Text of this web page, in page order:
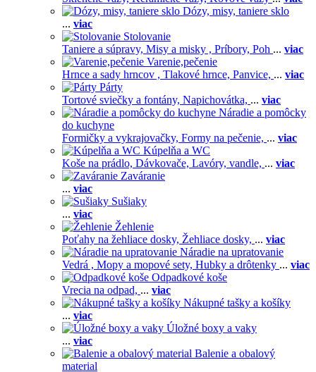
Dózy, misy, taniere sklo
... viac
Stolovanie
Taniere a súpravy, Misy a misky , Príbory, Poh ... viac
Varenie,pečenie
Hrnce a sady hrncov , Tlakové hrnce, Panvice, ... viac
Párty
Tortové sviečky a fontány, Napichovátka, ... viac
Náradie a pomôcky
do kuchyne
Formičky a vykrajovačky, Formy na pečenie, ... viac
Kúpelňa a WC
Koše na prádlo, Dávkovače, Lavóry, vandle, ... viac
Zaváranie
... viac
Sušiaky
... viac
Žehlenie
Poťahy na žehliace dosky, Žehliace dosky, ... viac
Náradie na upratovanie
Vedrá , Mopy a mopové sety, Hubky a drôtenky ... viac
Odpadkové koše
Vrecia na odpad, ... viac
Nákupné tašky a košíky
... viac
Úložné boxy a vaky
... viac
Balenie a obalový
material